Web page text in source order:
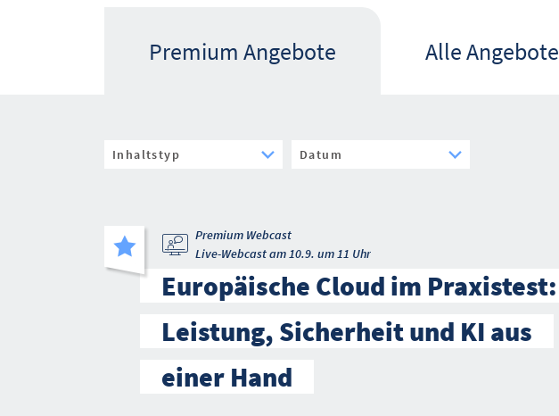
Premium Angebote Alle Angebote
Premium Webcast
Live-Webcast am 10.9. um 11 Uhr
Europäische Cloud im Praxistest:
Leistung, Sicherheit und KI aus
einer Hand